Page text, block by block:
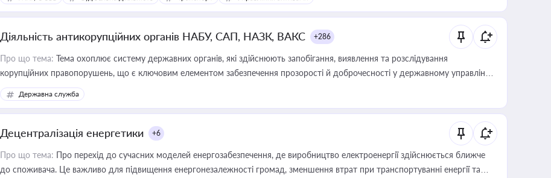
Діяльність антикорупційних органів НАБУ, САП, НАЗК, ВАКС +286
Про що тема: Тема охоплює систему державних органів, які здійснюють запобігання, виявлення та розслідування
корупційних правопорушень, що є ключовим елементом забезпечення прозорості й доброчесності у державному управлінні
та бізнесі
Державна служба
Децентралізація енергетики +6
Про що тема: Про перехід до сучасних моделей енергозабезпечення, де виробництво електроенергії здійснюється ближче
до споживача. Це важливо для підвищення енергонезалежності громад, зменшення втрат при транспортуванні енергії та